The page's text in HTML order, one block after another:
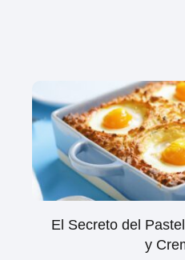
El Secreto del
y